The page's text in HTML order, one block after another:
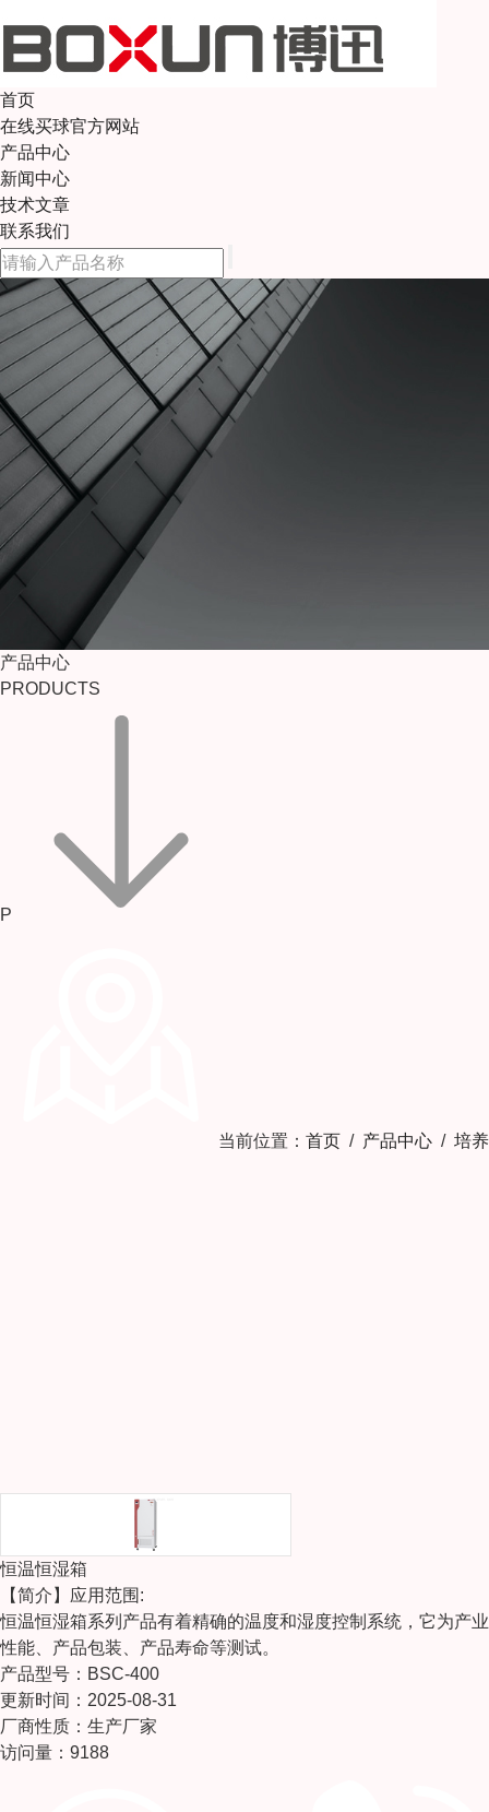
首页
在线买球官方网站
产品中心
新闻中心
技术文章
联系我们
产品中心
PRODUCTS
P
当前位置： 首页 / 产品中心 / 培
恒温恒湿箱
【简介】 应用范围:
恒温恒湿箱系列产品有着精确的温度和湿度控制系统，它为产
性能、产品包装、产品寿命等测试。
产品型号：BSC-400
更新时间：2025-08-31
厂商性质：生产厂家
访问量：9188